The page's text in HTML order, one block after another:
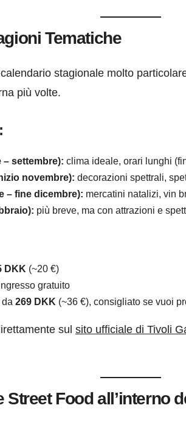
Tematiche
stagionale molto
più volte.
– settembre): clima ideale, orari lunghi
novembre): decorazioni spettrali,
– fine dicembre): mercatini natalizi, vin
più breve, ma con attrazioni e
DKK (~20 €)
gratuito
da 269 DKK (~36 €), consigliato se vuoi
sul sito ufficiale di Tivoli
Street Food all’interno